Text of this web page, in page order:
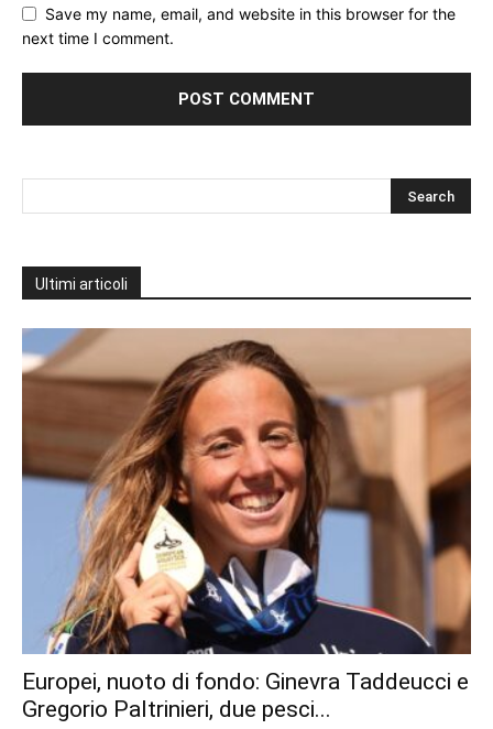
Save my name, email, and website in this browser for the
next time I comment.
Ultimi articoli
Europei, nuoto di fondo: Ginevra Taddeucci e
Gregorio Paltrinieri, due pesci...